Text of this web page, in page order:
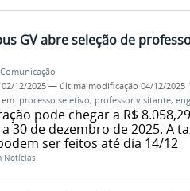
GV abre seleção de
02/12/2025 — última modificação 04/12/2025
processo seletivo, professor visitante,
pode chegar a R$
30 de dezembro de 2025. A
ser feitos até dia 14/12
Notícias